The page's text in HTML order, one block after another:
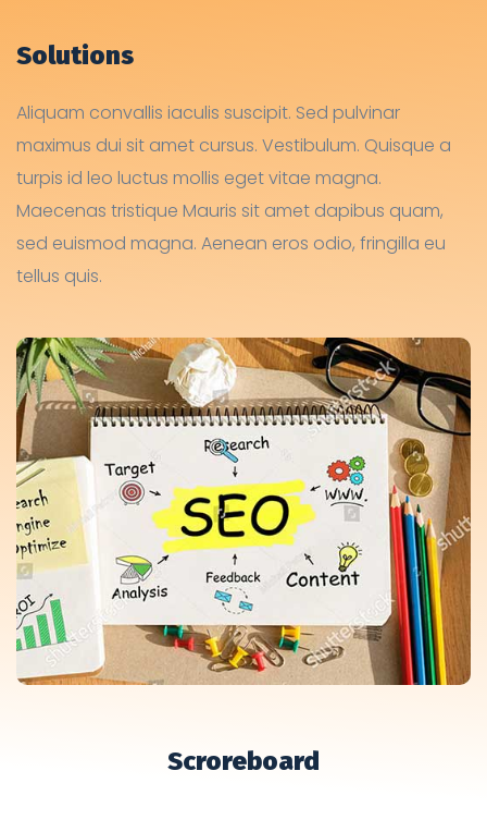
Solutions
Aliquam convallis iaculis suscipit. Sed pulvinar
maximus dui sit amet cursus. Vestibulum. Quisque a
turpis id leo luctus mollis eget vitae magna.
Maecenas tristique Mauris sit amet dapibus quam,
sed euismod magna. Aenean eros odio, fringilla eu
tellus quis.
Scroreboard